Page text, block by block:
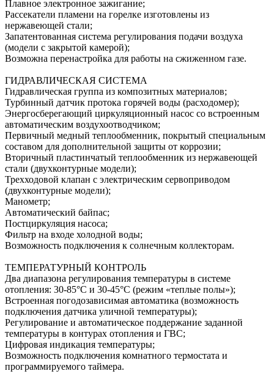
Плавное электронное зажигание;
Рассекатели пламени на горелке изготовлены из
нержавеющей стали;
Запатентованная система регулирования подачи воздуха
(модели с закрытой камерой);
Возможна перенастройка для работы на сжиженном газе.
ГИДРАВЛИЧЕСКАЯ СИСТЕМА
Гидравлическая группа из композитных материалов;
Турбинный датчик протока горячей воды (расходомер);
Энергосберегающий циркуляционный насос со встроенным
автоматическим воздухоотводчиком;
Первичный медный теплообменник, покрытый специальным
составом для дополнительной защиты от коррозии;
Вторичный пластинчатый теплообменник из нержавеющей
стали (двухконтурные модели);
Трехходовой клапан с электрическим сервоприводом
(двухконтурные модели);
Манометр;
Автоматический байпас;
Постциркуляция насоса;
Фильтр на входе холодной воды;
Возможность подключения к солнечным коллекторам.
ТЕМПЕРАТУРНЫЙ КОНТРОЛЬ
Два диапазона регулирования температуры в системе
отопления: 30-85°С и 30-45°С (режим «теплые полы»);
Встроенная погодозависимая автоматика (возможность
подключения датчика уличной температуры);
Регулирование и автоматическое поддержание заданной
температуры в контурах отопления и ГВС;
Цифровая индикация температуры;
Возможность подключения комнатного термостата и
программируемого таймера.